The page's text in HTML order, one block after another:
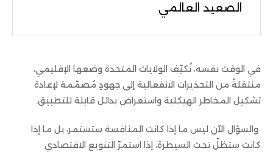
الصعيد العالمي
في الوقت نفسه، تُكيّف الولايات المتحدة وضعها الإقليمي،
منتقلةً من التحذيرات الانفعالية إلى جهودٍ مُصمّمة لإعادة
تشكيل المخاطر الهيكلية واستعراض بدائل قابلة للتطبيق.
والسؤال الآن ليس ما إذا كانت المنافسة ستستمر، بل ما إذا
كانت ستظلّ تحت السيطرة، إذا استمرّ التنويع الاقتصادي